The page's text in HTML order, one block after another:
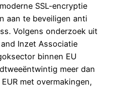
SSL-encryptie
aan te beveiligen anti
Volgens onderzoek uit
Inzet Associatie
binnen EU
meer dan
met overmakingen,